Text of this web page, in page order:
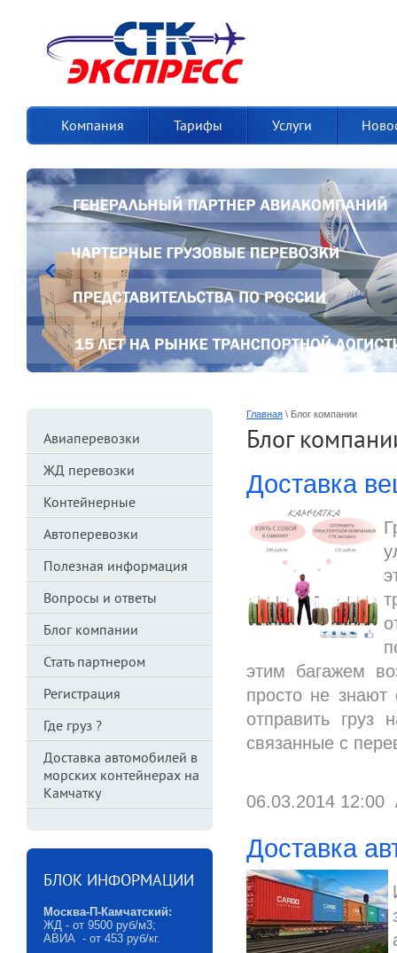
Компания Тарифы Услуги
Главная \ Блог компании
Блог
Доставка
этим багажем
просто не знают
отправить
связанные с
06.03.2014 12:00
Доставка
Авиаперевозки
ЖД перевозки
Контейнерные
Автоперевозки
Полезная информация
Вопросы и ответы
Блог компании
Стать партнером
Регистрация
Где груз ?
Доставка автомобилей в
морских контейнерах на
Камчатку
БЛОК ИНФОРМАЦИИ
Москва-П-Камчатский:
ЖД - от 9500 руб/м3;
АВИА - от 453 руб/кг.